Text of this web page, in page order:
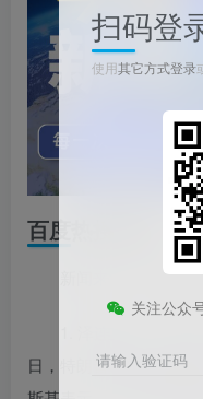
百度热搜新闻
新闻来源：百度热
1. 泽连斯基：我
日，特朗普证实泽连斯
扫码登
使用其它方式登录
关注公众
请输入验证码